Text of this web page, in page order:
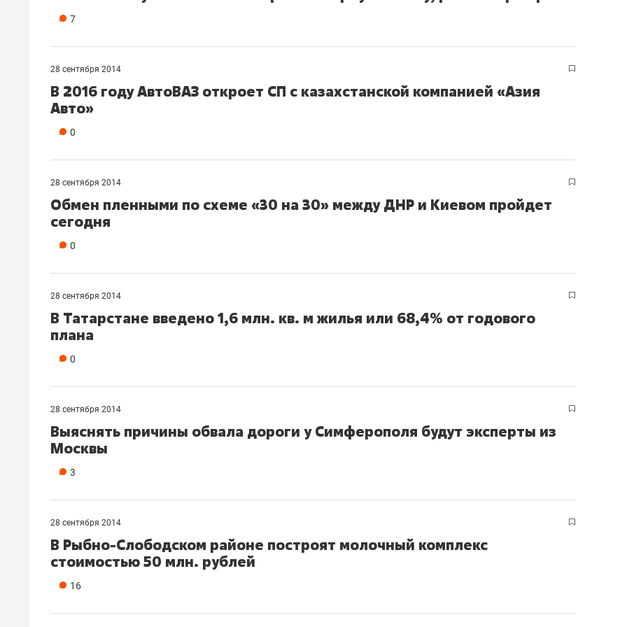
7
28 сентября 2014
В 2016 году АвтоВАЗ откроет СП с казахстанской компанией «Азия
Авто»
0
28 сентября 2014
Обмен пленными по схеме «30 на 30» между ДНР и Киевом пройдет
сегодня
0
28 сентября 2014
В Татарстане введено 1,6 млн. кв. м жилья или 68,4% от годового
плана
0
28 сентября 2014
Выяснять причины обвала дороги у Симферополя будут эксперты из
Москвы
3
28 сентября 2014
В Рыбно-Слободском районе построят молочный комплекс
стоимостью 50 млн. рублей
16
Оставить шум за волной: как
строят тишину в казанском
Психотерапевт «Фороса»:
свою сверхнагрузку
Дизайнер-прораб
Наседкина: «Ремонт
для меня это